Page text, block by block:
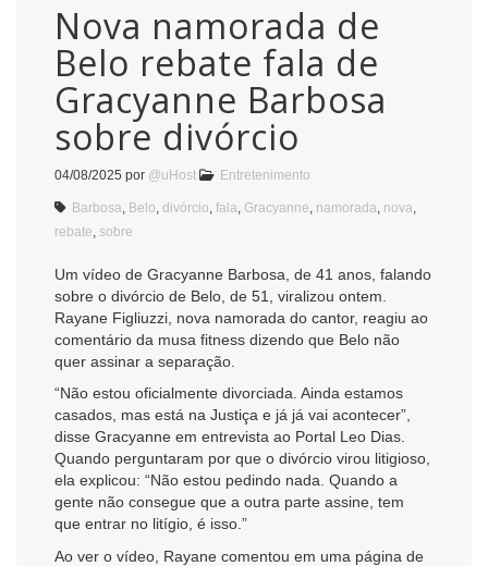
Nova namorada de
Belo rebate fala de
Gracyanne Barbosa
sobre divórcio
04/08/2025 por @uHost Entretenimento
Barbosa Belo divórcio fala Gracyanne namorada nova
rebate sobre
Um vídeo de Gracyanne Barbosa, de 41 anos, falando
sobre o divórcio de Belo, de 51, viralizou ontem.
Rayane Figliuzzi, nova namorada do cantor, reagiu ao
comentário da musa fitness dizendo que Belo não
quer assinar a separação.
“Não estou oficialmente divorciada. Ainda estamos
casados, mas está na Justiça e já já vai acontecer”,
disse Gracyanne em entrevista ao Portal Leo Dias.
Quando perguntaram por que o divórcio virou litigioso,
ela explicou: “Não estou pedindo nada. Quando a
gente não consegue que a outra parte assine, tem
que entrar no litígio, é isso.”
Ao ver o vídeo, Rayane comentou em uma página de